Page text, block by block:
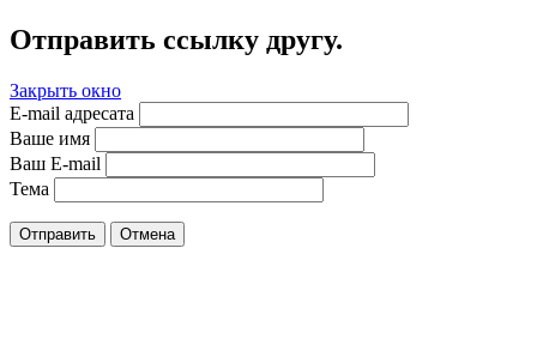
Отправить ссылку другу.
Закрыть окно
E-mail адресата
Ваше имя
Ваш E-mail
Тема
Отправить Отмена